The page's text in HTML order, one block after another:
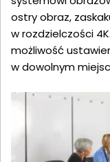
ostry obraz,
w rozdzielczości
możliwość
w dowolnym